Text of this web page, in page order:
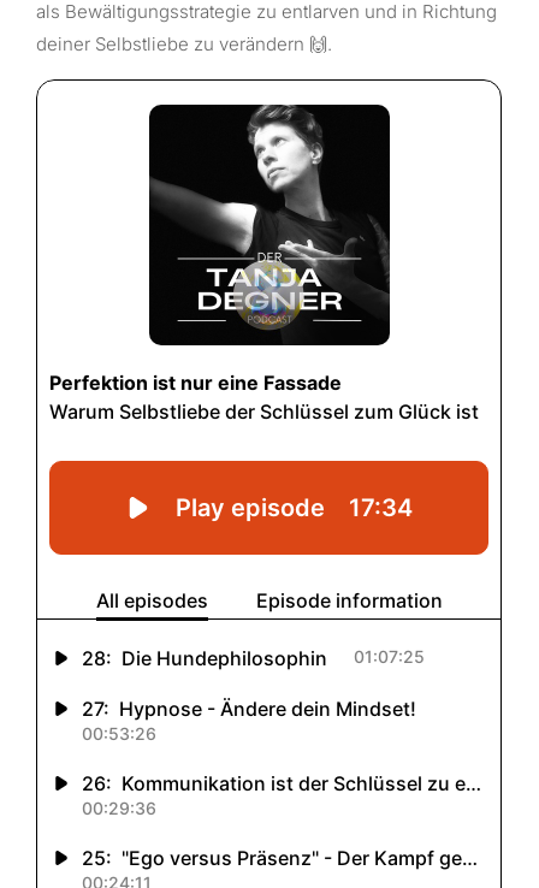
als Bewältigungsstrategie zu entlarven und in Richtung
deiner Selbstliebe zu verändern 🙌.